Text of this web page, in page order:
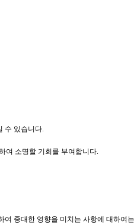
수 있습니다.
여 소명할 기회를 부여합니다.
중대한 영향을 미치는 사항에 대하여